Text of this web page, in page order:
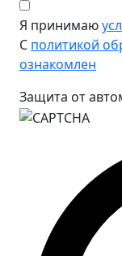
Я принимаю
С политикой
ознакомлен
Защита от